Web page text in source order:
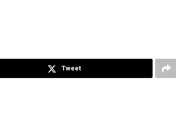
Tweet